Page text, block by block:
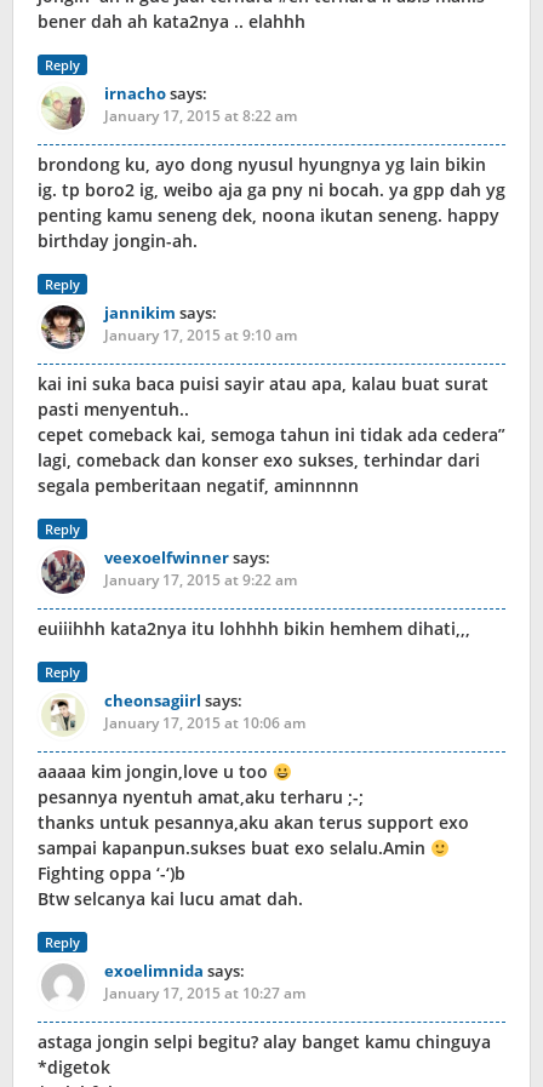
bener dah ah kata2nya .. elahhh
Reply
irnachosays:
January 17, 2015 at 8:22 am
brondong ku, ayo dong nyusul hyungnya yg lain bikin
ig. tp boro2 ig, weibo aja ga pny ni bocah. ya gpp dah yg
penting kamu seneng dek, noona ikutan seneng. happy
birthday jongin-ah.
Reply
jannikim says:
January 17, 2015 at 9:10 am
kai ini suka baca puisi sayir atau apa, kalau buat surat
pasti menyentuh..
cepet comeback kai, semoga tahun ini tidak ada cedera”
lagi, comeback dan konser exo sukses, terhindar dari
segala pemberitaan negatif, aminnnnn
Reply
veexoelfwinnersays:
January 17, 2015 at 9:22 am
euiiihhh kata2nya itu lohhhh bikin hemhem dihati,,,
Reply
cheonsagiirl says:
January 17, 2015 at 10:06 am
aaaaa kim jongin,love u too
pesannya nyentuh amat,aku terharu ;-;
thanks untuk pesannya,aku akan terus support exo
sampai kapanpun.sukses buat exo selalu.Amin
Fighting oppa ‘-‘)b
Btw selcanya kai lucu amat dah.
Reply
exoelimnida says:
January 17, 2015 at 10:27 am
astaga jongin selpi begitu? alay banget kamu chinguya
*digetok